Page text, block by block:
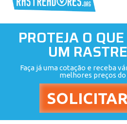
PROTEJA O
UM
Faça já uma cotação e receba
melhores preços